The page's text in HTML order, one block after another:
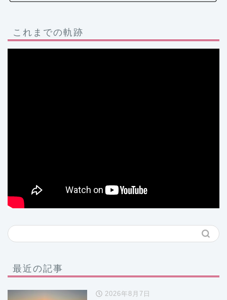
これまでの軌跡
最近の記事
2026年8月7日